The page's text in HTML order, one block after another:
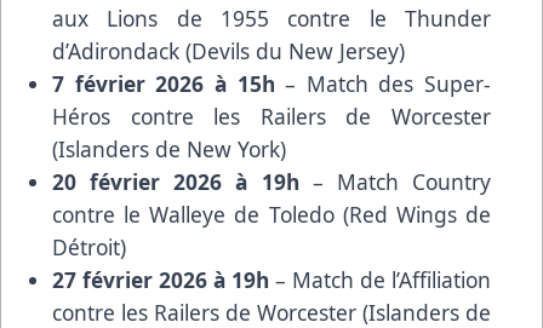
aux Lions de 1955 contre le Thunder
d’Adirondack (Devils du New Jersey)
7 février 2026 à 15h – Match des Super-
Héros contre les Railers de Worcester
(Islanders de New York)
20 février 2026 à 19h – Match Country
contre le Walleye de Toledo (Red Wings de
Détroit)
27 février 2026 à 19h – Match de l’Affiliation
contre les Railers de Worcester (Islanders de